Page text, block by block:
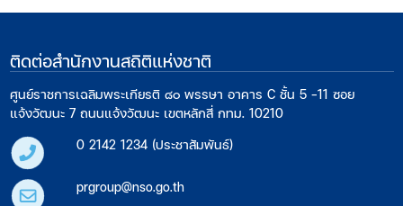
ติดต่อสำนักงานสถิติแห่งชาติ
ศูนย์ราชการเฉลิมพระเกียรติ ๘๐ พรรษา อาคาร C ชั้น 5 -11 ซอย
แจ้งวัฒนะ 7 ถนนแจ้งวัฒนะ เขตหลักสี่ กทม. 10210
0 2142 1234 (ประชาสัมพันธ์)
prgroup@nso.go.th